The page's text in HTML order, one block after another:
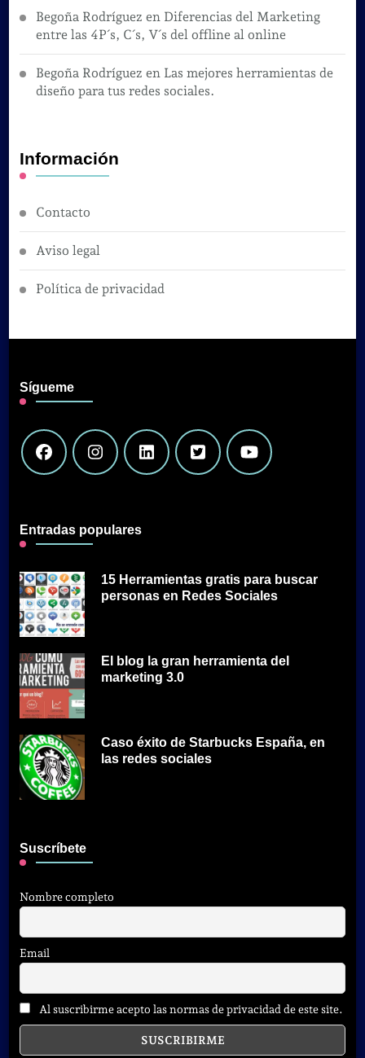
Begoña Rodríguez en Diferencias del Marketing
entre las 4P´s, C´s, V´s del offline al online
Begoña Rodríguez en Las mejores herramientas de
diseño para tus redes sociales.
Información
Contacto
Aviso legal
Política de privacidad
Sígueme
Entradas populares
15 Herramientas gratis para buscar
personas en Redes Sociales
El blog la gran herramienta del
marketing 3.0
Caso éxito de Starbucks España, en
las redes sociales
Suscríbete
Nombre completo
Email
Al suscribirme acepto las normas de privacidad de este site.